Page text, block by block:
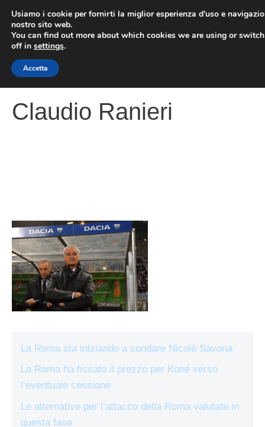
contenuto
Claudio Ranieri
La Roma sta iniziando a sondare Nicolò Savona
La Roma ha fissato il prezzo per Koné verso
l’eventuale cessione
Le alternative per l’attacco della Roma valutate in
questa fase
Usiamo i cookie per fornirti la miglior esperienza d'uso e
nostro sito web.
You can find out more about which cookies we are using or
off in settings.
Accetta